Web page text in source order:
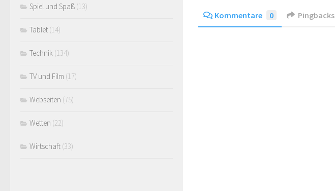
Kommentare 0 Pingbacks
Spiel und Spaß (13)
Tablet (14)
Technik (134)
TV und Film (17)
Webseiten (75)
Wetten (22)
Wirtschaft (33)